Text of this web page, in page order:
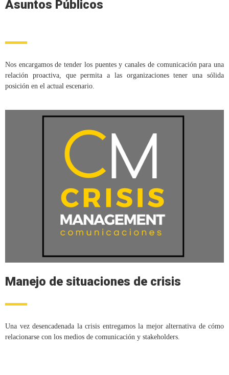
Asuntos Públicos
Nos encargamos de tender los puentes y canales de comunicación para una
relación proactiva, que permita a las organizaciones tener una sólida
posición en el actual escenario.
Manejo de situaciones de crisis
Una vez desencadenada la crisis entregamos la mejor alternativa de cómo
relacionarse con los medios de comunicación y stakeholders.